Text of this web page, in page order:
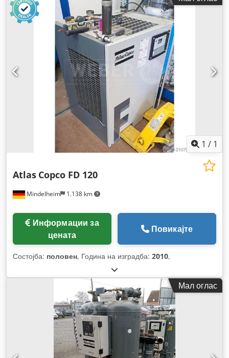
1 / 1
Mindelheim 1.138 km
Atlas Copco FD 120
цената
Повикајте
Состојба: половен, Година на изградба: 2010,
Мал оглас